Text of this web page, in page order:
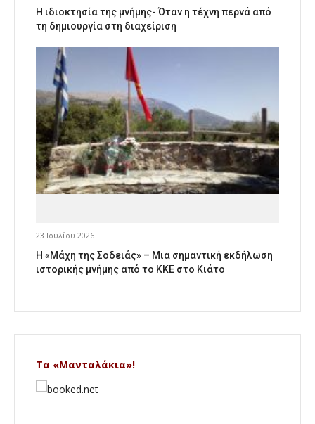
Η ιδιοκτησία της μνήμης- Όταν η τέχνη περνά από
τη δημιουργία στη διαχείριση
23 Ιουλίου 2026
Η «Μάχη της Σοδειάς» – Μια σημαντική εκδήλωση
ιστορικής μνήμης από το ΚΚΕ στο Κιάτο
Τα «Μανταλάκια»!